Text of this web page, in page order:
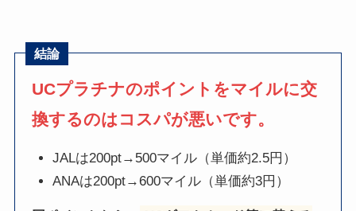
結論
UCプラチナのポイントをマイルに交
換するのはコスパが悪いです。
JALは200pt→500マイル（単価約2.5円）
ANAは200pt→600マイル（単価約3円）